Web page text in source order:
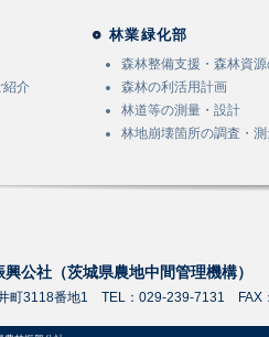
紹介
林業緑化部
森林整備支援・森林資
森林の利活用計画
林道等の測量・設計
林地崩壊箇所の調査・
公社（茨城県農地中間管理機構）
町3118番地1 TEL：029-239-7131 FAX